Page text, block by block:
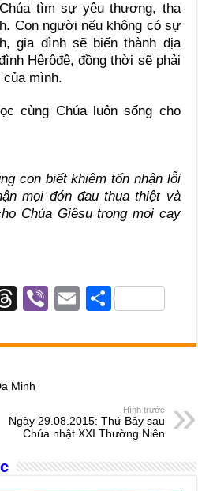
tìm sự yêu thương, tha
Con người nếu không có sự
gia đình sẽ biến thành địa
Hêrôđê, đồng thời sẽ phải
mình.
cùng Chúa luôn sống cho
con biết khiêm tốn nhận lỗi
mọi đớn đau thua thiệt và
Chúa Giêsu trong mọi cay
T
e
d
s
Vi
er
E
ail
S
ar
Minh
Hình trước
Ngày 29.08.2015: Thứ Bảy sau
Chúa nhật XXI Thường Niên